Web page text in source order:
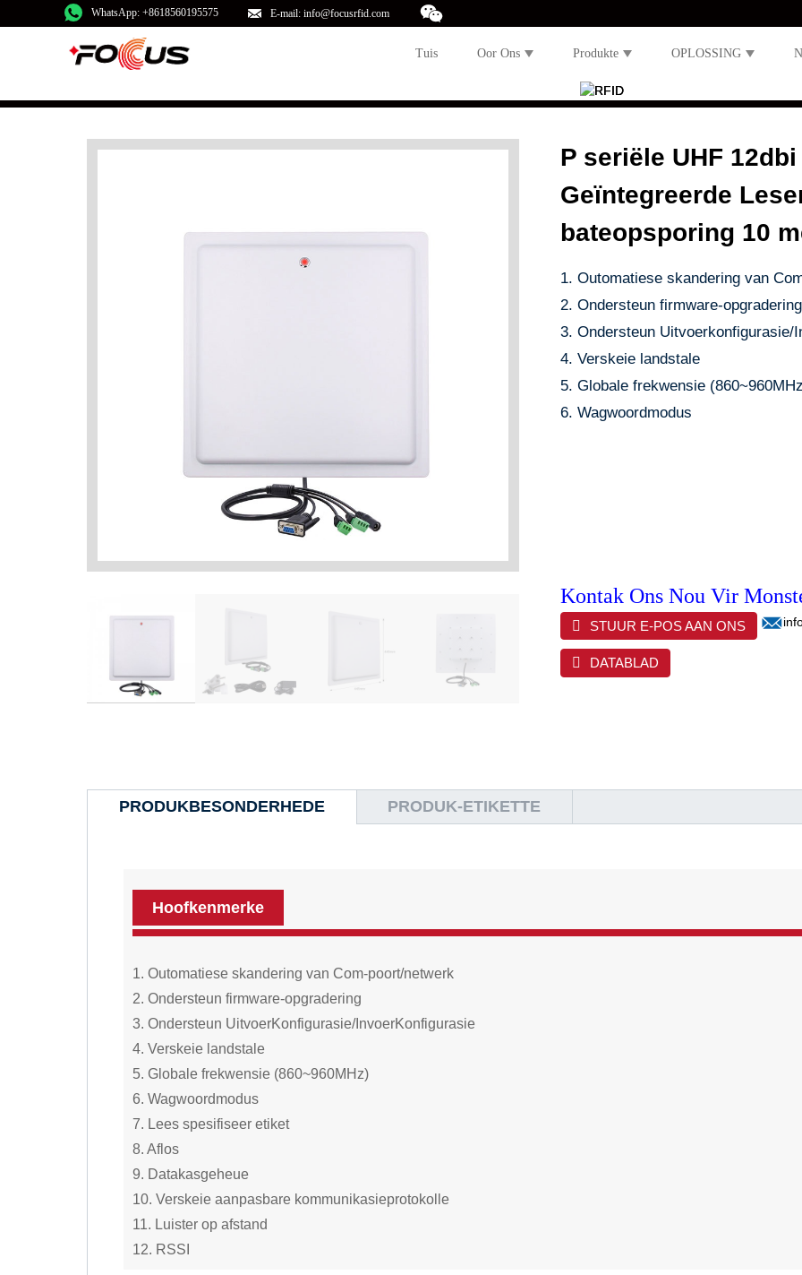
WhatsApp: +8618560195575 E-mail: info@focusrfid.com
Tuis Oor Ons Produkte OPLOSSING
P seriële UHF
Geïntegreerde
bateopsporing 10
1. Outomatiese skandering van
2. Ondersteun firmware-opgradering
3. Ondersteun Uitvoerkonfigurasie/
4. Verskeie landstale
5. Globale frekwensie
6. Wagwoordmodus
Kontak Ons Nou Vir
STUUR E-POS AAN ONS
DATABLAD
PRODUKBESONDERHEDE PRODUK-ETIKETTE
Hoofkenmerke
1. Outomatiese skandering van Com-poort/netwerk
2. Ondersteun firmware-opgradering
3. Ondersteun UitvoerKonfigurasie/InvoerKonfigurasie
4. Verskeie landstale
5. Globale frekwensie (860~960MHz)
6. Wagwoordmodus
7. Lees spesifiseer etiket
8. Aflos
9. Datakasgeheue
10. Verskeie aanpasbare kommunikasieprotokolle
11. Luister op afstand
12. RSSI